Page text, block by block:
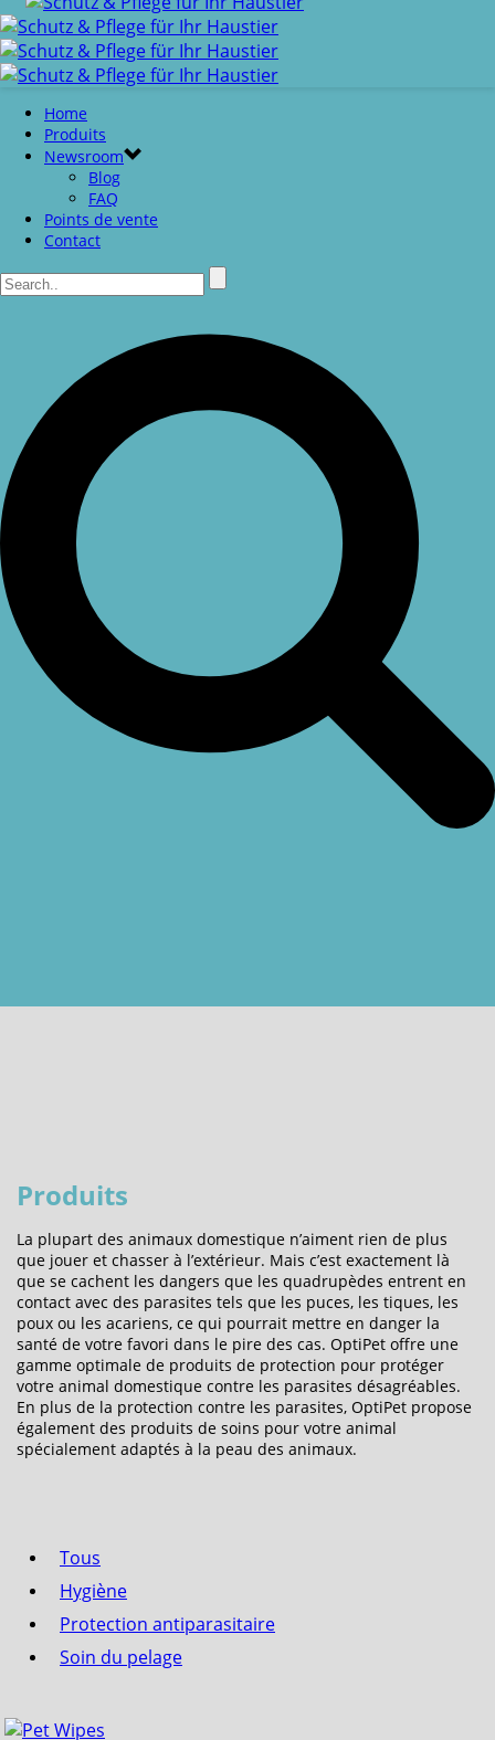
Home
Produits
Newsroom
Blog
FAQ
Points de vente
Contact
Produits
La plupart des animaux domestique n’aiment rien de plus
que jouer et chasser à l’extérieur. Mais c’est exactement là
que se cachent les dangers que les quadrupèdes entrent en
contact avec des parasites tels que les puces, les tiques, les
poux ou les acariens, ce qui pourrait mettre en danger la
santé de votre favori dans le pire des cas. OptiPet offre une
gamme optimale de produits de protection pour protéger
votre animal domestique contre les parasites désagréables.
En plus de la protection contre les parasites, OptiPet propose
également des produits de soins pour votre animal
spécialement adaptés à la peau des animaux.
Tous
Hygiène
Protection antiparasitaire
Soin du pelage